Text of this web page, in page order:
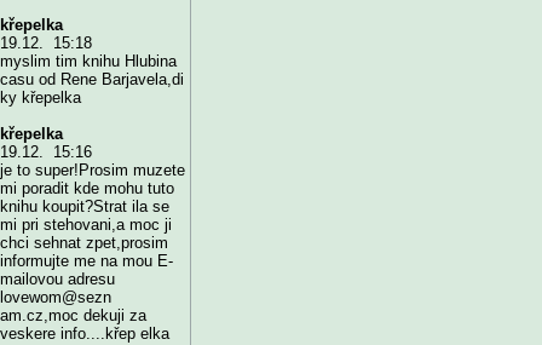
křepelka
19.12. 15:18
myslim tim knihu Hlubina
casu od Rene Barjavela,di
ky křepelka
křepelka
19.12. 15:16
je to super!Prosim muzete
mi poradit kde mohu tuto
knihu koupit?Strat ila se
mi pri stehovani,a moc ji
chci sehnat zpet,prosim
informujte me na mou E-
mailovou adresu
lovewom@sezn
am.cz,moc dekuji za
veskere info....křep elka